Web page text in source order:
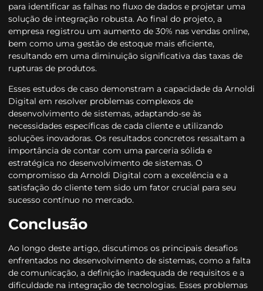
para identificar as falhas no fluxo de dados e projetar uma
solução de integração robusta. Ao final do projeto, a
empresa registrou um aumento de 30% nas vendas online,
bem como uma gestão de estoque mais eficiente,
resultando em uma diminuição significativa das taxas de
rupturas de produtos.
Esses estudos de caso demonstram a capacidade da Arnoldi
Digital em resolver problemas complexos de
desenvolvimento de sistemas, adaptando-se às
necessidades específicas de cada cliente e utilizando
soluções inovadoras. Os resultados concretos ressaltam a
importância de contar com uma parceria sólida e
estratégica no desenvolvimento de sistemas. O
compromisso da Arnoldi Digital com a excelência e a
satisfação do cliente tem sido um fator crucial para seu
sucesso contínuo no mercado.
Conclusão
Ao longo deste artigo, discutimos os principais desafios
enfrentados no desenvolvimento de sistemas, como a falta
de comunicação, a definição inadequada de requisitos e a
dificuldade na integração de tecnologias. Esses problemas